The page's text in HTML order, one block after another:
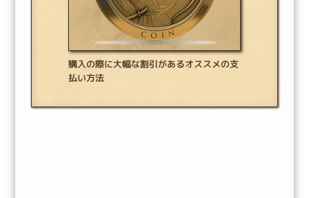
購入の際に大幅な割引があるオススメの支
払い方法